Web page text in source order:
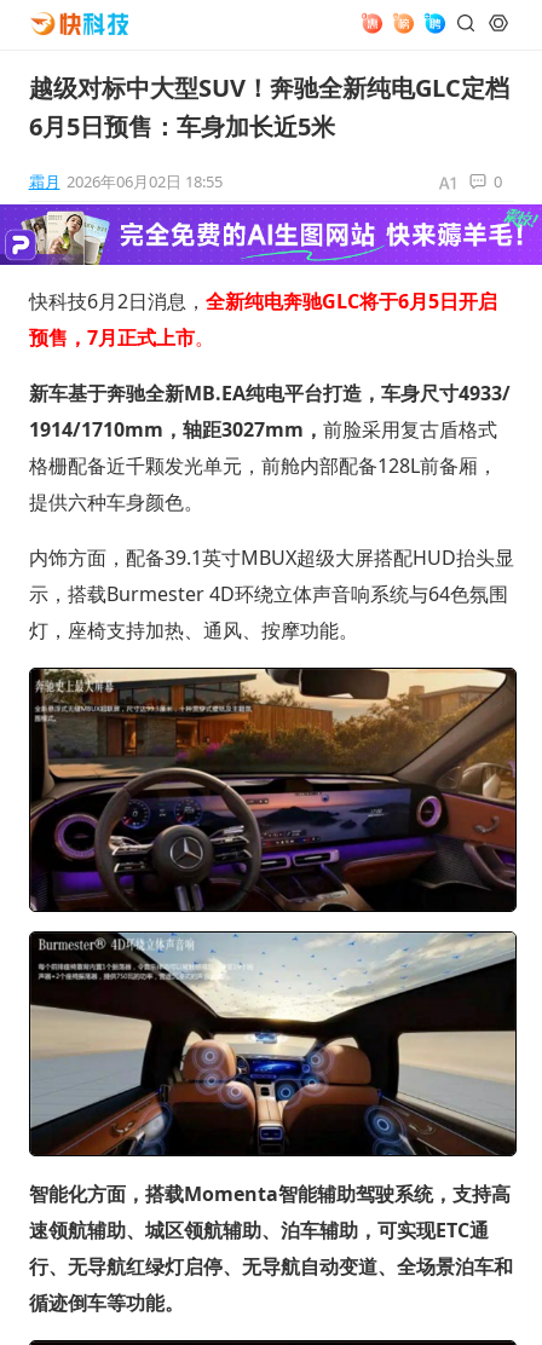
越级对标中大型SUV！奔驰全新纯电GLC定档
6月5日预售：车身加长近5米
霜月 2026年06月02日 18:55 0
快科技6月2日消息， 全新纯电奔驰GLC将于6月5日开启
预售，7月正式上市。
新车基于奔驰全新MB.EA纯电平台打造，车身尺寸4933/
1914/1710mm，轴距3027mm， 前脸采用复古盾格式
格栅配备近千颗发光单元，前舱内部配备128L前备厢，
提供六种车身颜色。
内饰方面，配备39.1英寸MBUX超级大屏搭配HUD抬头显
示，搭载Burmester 4D环绕立体声音响系统与64色氛围
灯，座椅支持加热、通风、按摩功能。
智能化方面，搭载Momenta智能辅助驾驶系统，支持高
速领航辅助、城区领航辅助、泊车辅助，可实现ETC通
行、无导航红绿灯启停、无导航自动变道、全场景泊车和
循迹倒车等功能。